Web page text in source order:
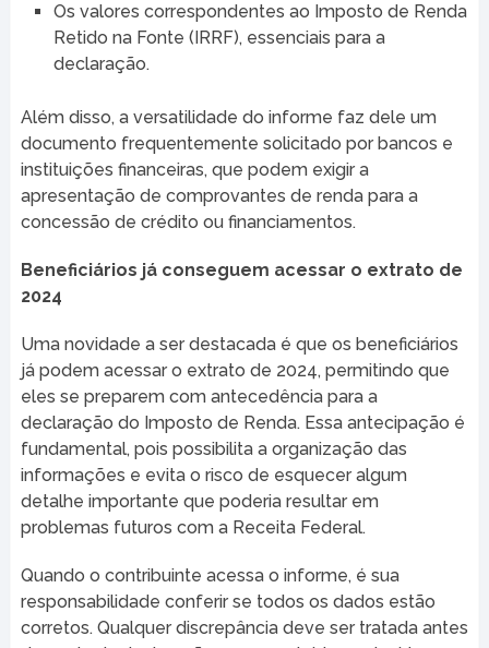
Os valores correspondentes ao Imposto de Renda
Retido na Fonte (IRRF), essenciais para a
declaração.
Além disso, a versatilidade do informe faz dele um
documento frequentemente solicitado por bancos e
instituições financeiras, que podem exigir a
apresentação de comprovantes de renda para a
concessão de crédito ou financiamentos.
Beneficiários já conseguem acessar o extrato de
2024
Uma novidade a ser destacada é que os beneficiários
já podem acessar o extrato de 2024, permitindo que
eles se preparem com antecedência para a
declaração do Imposto de Renda. Essa antecipação é
fundamental, pois possibilita a organização das
informações e evita o risco de esquecer algum
detalhe importante que poderia resultar em
problemas futuros com a Receita Federal.
Quando o contribuinte acessa o informe, é sua
responsabilidade conferir se todos os dados estão
corretos. Qualquer discrepância deve ser tratada antes